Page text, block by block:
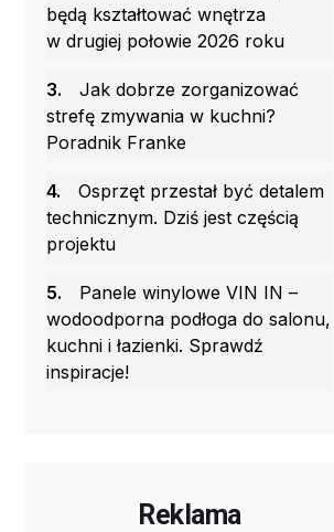
będą kształtować wnętrza
w drugiej połowie 2026 roku
3.
Jak dobrze zorganizować
strefę zmywania w kuchni?
Poradnik Franke
4.
Osprzęt przestał być detalem
technicznym. Dziś jest częścią
projektu
5.
Panele winylowe VIN IN –
wodoodporna podłoga do salonu,
kuchni i łazienki. Sprawdź
inspiracje!
Reklama